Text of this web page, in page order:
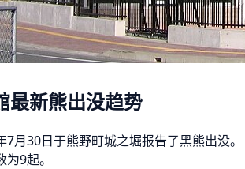
最新熊出没趋势
7月30日于熊野町城之堀报告了黑熊出没
9起。